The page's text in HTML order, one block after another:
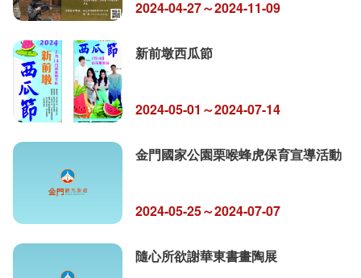
2024-04-27～2024-11-09
新前墩西瓜節
2024-05-01～2024-07-14
金門國家公園栗喉蜂虎保育宣導活動
2024-05-25～2024-07-07
隨心所欲謝華東書畫陶展